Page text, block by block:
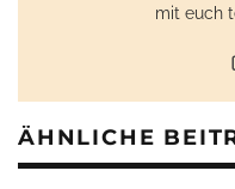
mit euch
ÄHNLICHE